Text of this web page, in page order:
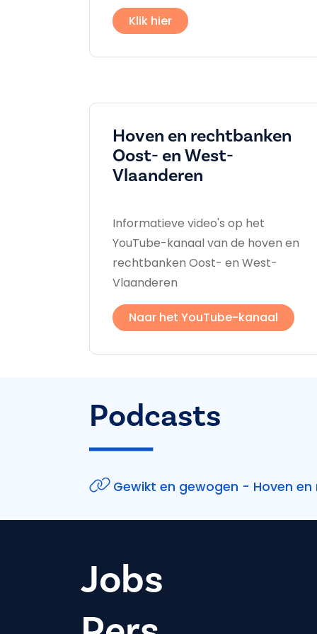
Klik hier
Hoven en rechtbanken
Oost- en West-
Vlaanderen
Informatieve video's op het
YouTube-kanaal van de hoven en
rechtbanken Oost- en West-
Vlaanderen
Naar het YouTube-kanaal
Podcasts
Gewikt en gewogen - Hoven
Jobs